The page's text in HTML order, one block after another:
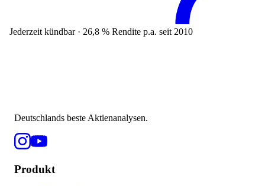
Jederzeit kündbar · 26,8 % Rendite p.a. seit 2010
Deutschlands beste Aktienanalysen.
Produkt